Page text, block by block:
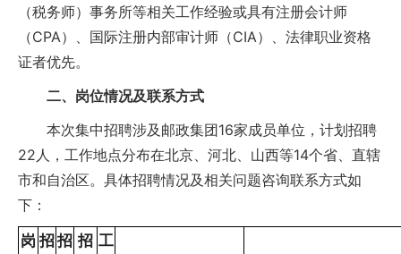
（税务师）事务所等相关工作经验或具有注册会计师
（CPA）、国际注册内部审计师（CIA）、法律职业资格
证者优先。
二、岗位情况及联系方式
本次集中招聘涉及邮政集团16家成员单位，计划招聘
22人，工作地点分布在北京、河北、山西等14个省、直辖
市和自治区。具体招聘情况及相关问题咨询联系方式如
下：
岗 招招 招 工